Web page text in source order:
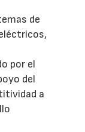
de
por el
del
a